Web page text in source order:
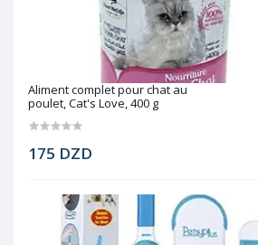
Aliment complet pour chat au
poulet, Cat's Love, 400 g
175 DZD